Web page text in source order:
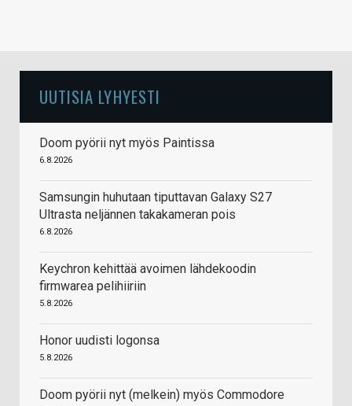
UUTISIA LYHYESTI
Doom pyörii nyt myös Paintissa
6.8.2026
Samsungin huhutaan tiputtavan Galaxy S27
Ultrasta neljännen takakameran pois
6.8.2026
Keychron kehittää avoimen lähdekoodin
firmwarea pelihiiriin
5.8.2026
Honor uudisti logonsa
5.8.2026
Doom pyörii nyt (melkein) myös Commodore